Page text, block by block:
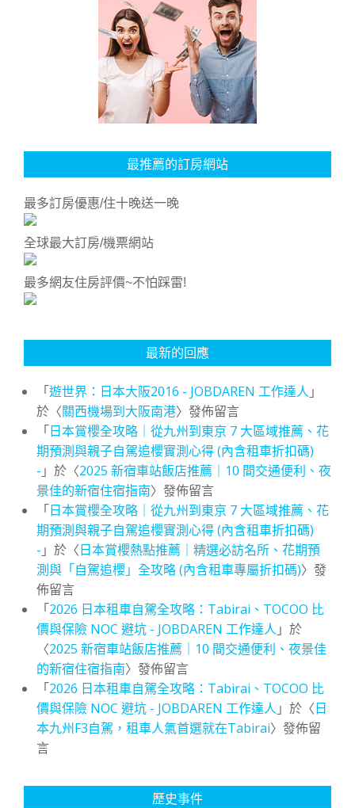
最推薦的訂房網站
最多訂房優惠/住十晚送一晚
全球最大訂房/機票網站
最多網友住房評價~不怕踩雷!
最新的回應
「遊世界：日本大阪2016 - JOBDAREN 工作達人 」
於〈關西機場到大阪南港〉發佈留言
「日本賞櫻全攻略｜從九州到東京 7 大區域推薦、花
期預測與親子自駕追櫻實測心得 (內含租車折扣碼)
- 」於〈2025 新宿車站飯店推薦｜10 間交通便利、夜
景佳的新宿住宿指南〉發佈留言
「日本賞櫻全攻略｜從九州到東京 7 大區域推薦、花
期預測與親子自駕追櫻實測心得 (內含租車折扣碼)
- 」於〈日本賞櫻熱點推薦｜精選必訪名所、花期預
測與「自駕追櫻」全攻略 (內含租車專屬折扣碼)〉發
佈留言
「2026 日本租車自駕全攻略：Tabirai、TOCOO 比
價與保險 NOC 避坑 - JOBDAREN 工作達人 」於
〈2025 新宿車站飯店推薦｜10 間交通便利、夜景佳
的新宿住宿指南〉發佈留言
「2026 日本租車自駕全攻略：Tabirai、TOCOO 比
價與保險 NOC 避坑 - JOBDAREN 工作達人 」於〈日
本九州F3自駕，租車人氣首選就在Tabirai〉發佈留
言
歷史事件